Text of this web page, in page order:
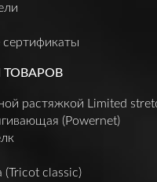
ТОВАРОВ
растяжкой Limited
(Powernet)
classic)